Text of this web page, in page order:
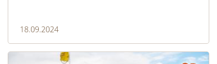
18.09.2024
Über 800 Tierarten auf renaturierten Grünflächen bei